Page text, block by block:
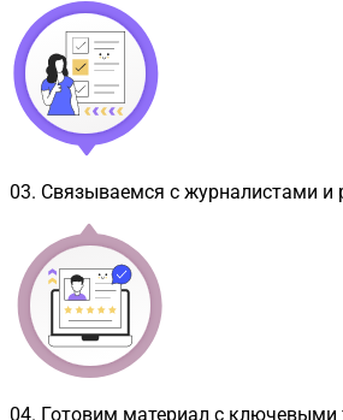
03. Связываемся с журналистами и
04. Готовим материал с ключевыми